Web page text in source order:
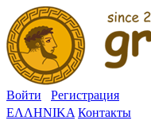
Войти
Регистрация
ΕΛΛΗΝΙΚΑ Контакты